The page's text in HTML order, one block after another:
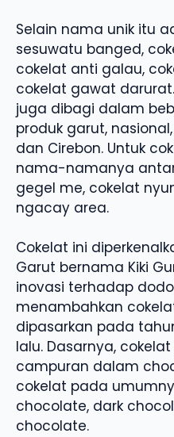
Selain nama unik itu
sesuwatu banged,
cokelat anti galau,
cokelat gawat
juga dibagi dalam
produk garut,
dan Cirebon. Untuk
nama-namanya
gegel me, cokelat
ngacay area.
Cokelat ini
Garut bernama Kiki
inovasi terhadap
menambahkan
dipasarkan pada
lalu. Dasarnya,
campuran dalam
cokelat pada
chocolate, dark
chocolate.